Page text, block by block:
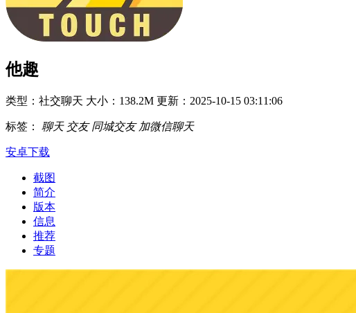
他趣
类型：社交聊天 大小：138.2M 更新：2025-10-15 03:11:06
标签： 聊天 交友 同城交友 加微信聊天
安卓下载
截图
简介
版本
信息
推荐
专题